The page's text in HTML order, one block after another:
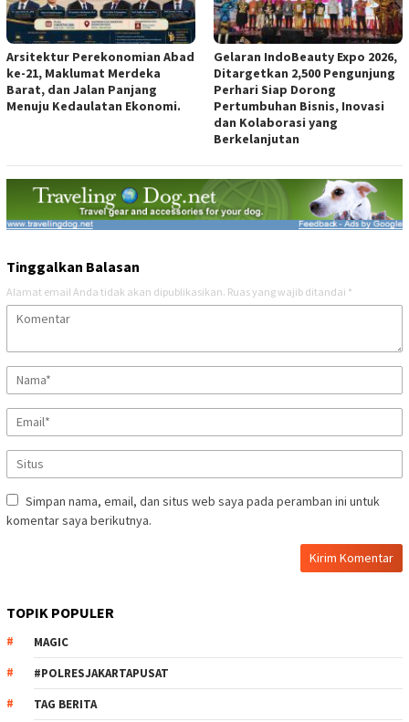
Arsitektur Perekonomian Abad
ke-21, Maklumat Merdeka
Barat, dan Jalan Panjang
Menuju Kedaulatan Ekonomi.
Gelaran IndoBeauty Expo 2026,
Ditargetkan 2,500 Pengunjung
Perhari Siap Dorong
Pertumbuhan Bisnis, Inovasi
dan Kolaborasi yang
Berkelanjutan
Tinggalkan Balasan
Alamat email Anda tidak akan dipublikasikan. Ruas yang wajib ditandai *
Simpan nama, email, dan situs web saya pada peramban ini untuk
komentar saya berikutnya.
TOPIK POPULER
MAGIC
#POLRESJAKARTAPUSAT
TAG BERITA